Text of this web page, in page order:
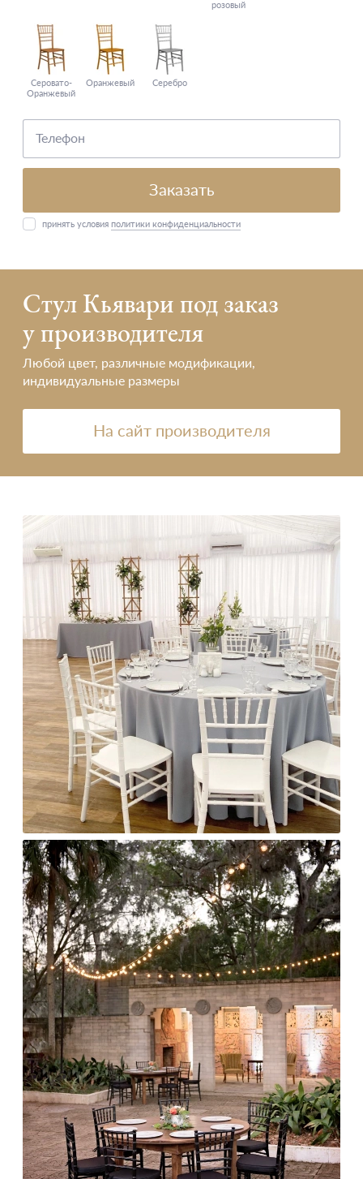
розовый
Серовато-
Оранжевый
Оранжевый Серебро
Заказать
принять условия политики конфиденциальности
Стул Кьявари под заказ
у производителя
Любой цвет, различные модификации,
индивидуальные размеры
На сайт производителя